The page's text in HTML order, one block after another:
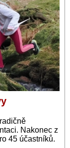
Nakonec z
45 účastníků.